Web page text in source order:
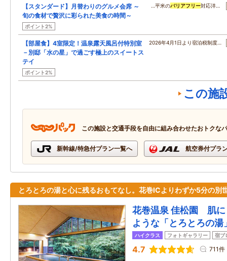
【スタンダード】月替わりのグルメ会席 ～
旬の食材で贅沢に彩られた美食の時間～
ポイント2%
…平米のバリアフリー対応洋…
【部屋食】4室限定！温泉露天風呂付特別室
－別邸「水の星」で過ごす極上のスイートス
テイ
ポイント2%
2026年4月1日より宿泊税制度…
この施
この施設と交通手段を自由に組み合わせたおトクな
新幹線/特急付プラン一覧へ 航空券付プラ
とろとろの湯と心に残るおもてなし。花巻ICよりわずか5分の別
花巻温泉 佳松園 肌に
ような「とろとろの湯
ハイクラス フォトギャラリー 宿ブ
4.7 711件